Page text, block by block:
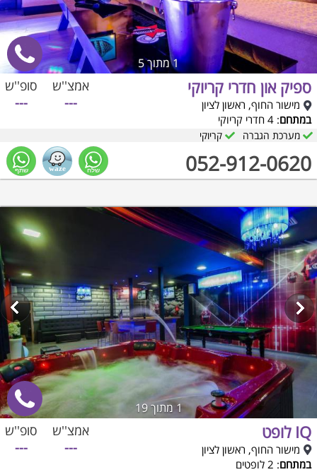
1מתוך 5
ספיק און חדרי קריוקי
מישור החוף, ראשון לציון
במתחם: 4 חדרי קריוקי
052-912-0620
אמצ''ש
---
סופ''ש
---
מערכת הגברה קריוקי
1מתוך 19
IQ לופט
מישור החוף, ראשון לציון
במתחם: 2 לופטים
אמצ''ש
---
סופ''ש
---